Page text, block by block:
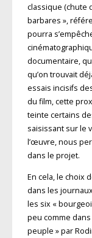
classique (chute
barbares »,
pourra
documentaire,
qu’on trouvait
essais incisifs
du film, cette
teinte certains
saisissant sur le
l’œuvre, nous
dans le projet.
En cela, le choix
dans les
les six «
peu comme
peuple » par